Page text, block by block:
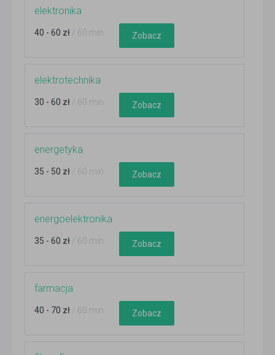
elektronika
40 - 60 zł / 60 min Zobacz
elektrotechnika
30 - 60 zł / 60 min Zobacz
energetyka
35 - 50 zł / 60 min Zobacz
energoelektronika
35 - 60 zł / 60 min Zobacz
farmacja
40 - 70 zł / 60 min Zobacz